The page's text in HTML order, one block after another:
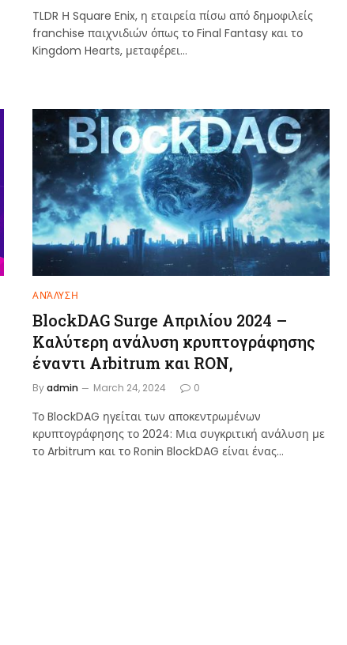
TLDR Η Square Enix, η εταιρεία πίσω από δημοφιλείς
franchise παιχνιδιών όπως το Final Fantasy και το
Kingdom Hearts, μεταφέρει…
ΑΝΆΛΥΣΗ
BlockDAG Surge Απριλίου 2024 –
Καλύτερη ανάλυση κρυπτογράφησης
έναντι Arbitrum και RON,
Byadmin March 24, 2024 0
Το BlockDAG ηγείται των αποκεντρωμένων
κρυπτογράφησης το 2024: Μια συγκριτική ανάλυση με
το Arbitrum και το Ronin BlockDAG είναι ένας…